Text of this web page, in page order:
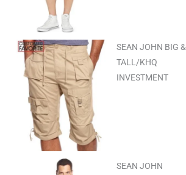
SEAN JOHN BIG &
TALL/KHQ
INVESTMENT
SEAN JOHN